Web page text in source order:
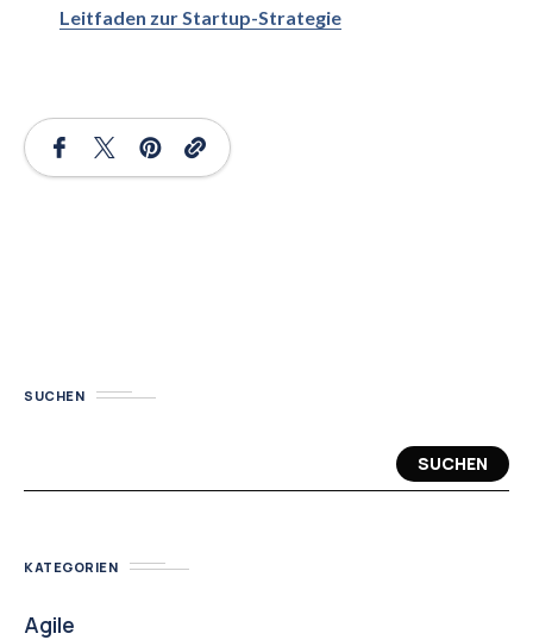
Leitfaden zur Startup-Strategie
SUCHEN
SUCHEN
KATEGORIEN
Agile